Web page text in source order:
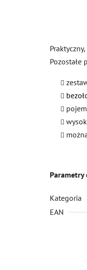
Pozostałe
Kategoria
EAN